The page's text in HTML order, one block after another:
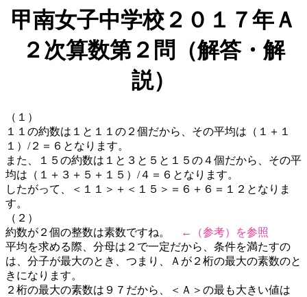
甲南女子中学校２０１７年Ａ
２次算数第２問（解答・解
説）
（１）
１１の約数は１と１１の２個だから、その平均は（１＋１
１）/２＝６となります。
また、１５の約数は１と３と５と１５の４個だから、その平
均は（１＋３＋５＋１５）/４＝６となります。
したがって、＜１１＞＋＜１５＞＝６＋６＝１２となりま
す。
（２）
約数が２個の整数は素数ですね。
←（参考）を参照
平均を求める際、分母は２で一定だから、条件を満たすの
は、分子が最大のとき、つまり、Ａが２桁の最大の素数のと
きになります。
２桁の最大の素数は９７だから、＜Ａ＞の最も大きい値は